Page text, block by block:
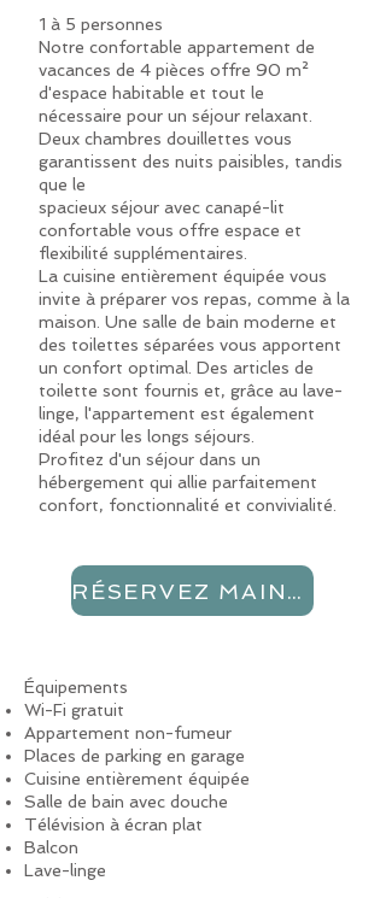
1 à 5 personnes
Notre confortable appartement de
vacances de 4 pièces offre 90 m²
d'espace habitable et tout le
nécessaire pour un séjour relaxant.
Deux chambres douillettes vous
garantissent des nuits paisibles, tandis
que le
spacieux séjour avec canapé-lit
confortable vous offre espace et
flexibilité supplémentaires.
La cuisine entièrement équipée vous
invite à préparer vos repas, comme à la
maison. Une salle de bain moderne et
des toilettes séparées vous apportent
un confort optimal. Des articles de
toilette sont fournis et, grâce au lave-
linge, l'appartement est également
idéal pour les longs séjours.
Profitez d'un séjour dans un
hébergement qui allie parfaitement
confort, fonctionnalité et convivialité.
RÉSERVEZ MAINTENANT
Équipements
Wi-Fi gratuit
Appartement non-fumeur
Places de parking en garage
Cuisine entièrement équipée
Salle de bain avec douche
Télévision à écran plat
Balcon
Lave-linge